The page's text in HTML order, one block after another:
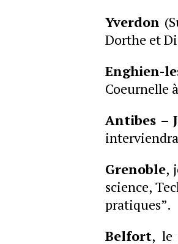
Yverdon
Dorthe et
Enghien-
Coeurnelle
Antibes –
Grenoble,
science,
pratiques”.
Belfort, le